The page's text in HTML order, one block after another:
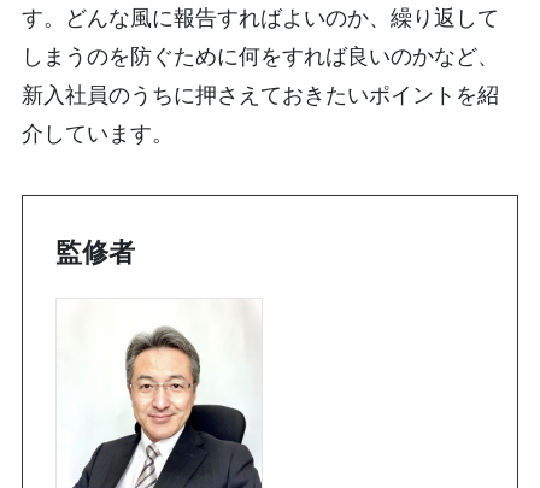
す。どんな風に報告すればよいのか、繰り返して
しまうのを防ぐために何をすれば良いのかなど、
新入社員のうちに押さえておきたいポイントを紹
介しています。
監修者